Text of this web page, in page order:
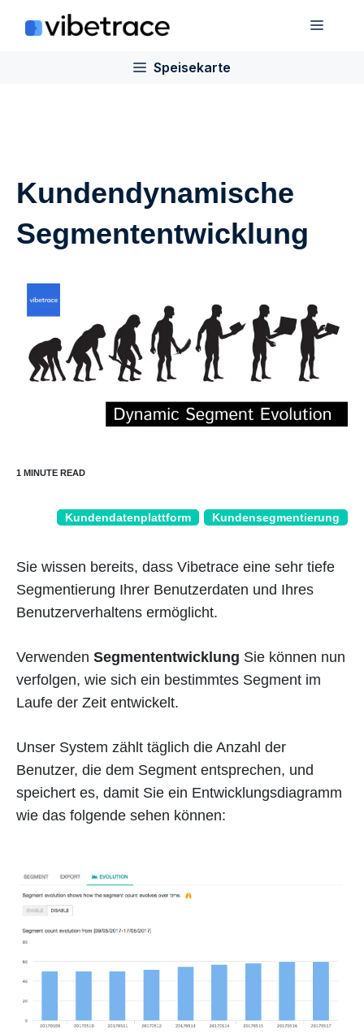
Inhalt
Speisekarte
Kundendynamische
Segmententwicklung
Kundendatenplattform Kundensegmentierung
Sie wissen bereits, dass Vibetrace eine sehr tiefe
Segmentierung Ihrer Benutzerdaten und Ihres
Benutzerverhaltens ermöglicht.
Verwenden Segmententwicklung Sie können nun
verfolgen, wie sich ein bestimmtes Segment im
Laufe der Zeit entwickelt.
Unser System zählt täglich die Anzahl der
Benutzer, die dem Segment entsprechen, und
speichert es, damit Sie ein Entwicklungsdiagramm
wie das folgende sehen können: